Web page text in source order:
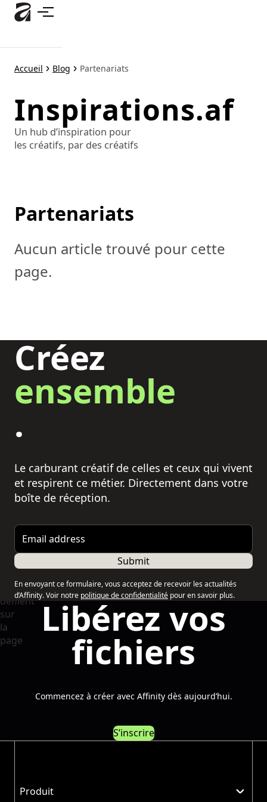
Accéder
principal
Accueil Blog Partenariats
Inspirations.af
Un hub d’inspiration pour
les créatifs, par des créatifs
Partenariats
Aucun article trouvé pour cette
page.
Créez
ensemble
.
Le carburant créatif de celles et ceux qui vivent
et respirent ce métier. Directement dans votre
boîte de réception.
Email address
Submit
En envoyant ce formulaire, vous acceptez de recevoir les actualités
d’Affinity. Voir notre politique de confidentialité pour en savoir plus.
Libérez vos
fichiers
Commencez à créer avec Affinity dès aujourd’hui.
S’inscrire
Produit